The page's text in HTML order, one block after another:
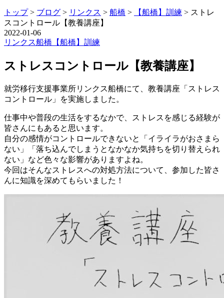
トップ> ブログ > リンクス > 船橋 > 【船橋】訓練 > ストレ
スコントロール【教養講座】
2022-01-06
リンクス船橋 【船橋】訓練
ストレスコントロール【教養講座】
就労移行支援事業所リンクス船橋にて、教養講座「ストレス
コントロール」を実施しました。
仕事中や普段の生活をするなかで、ストレスを感じる経験が
皆さんにもあると思います。
自分の感情がコントロールできないと「イライラがおさまら
ない」「落ち込んでしまうとなかなか気持ちを切り替えられ
ない」など色々な影響がありますよね。
今回はそんなストレスへの対処方法について、参加した皆さ
んに知識を深めてもらいました！